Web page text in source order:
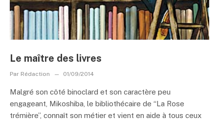
Le maître des livres
Par Rédaction 01/09/2014
Malgré son côté binoclard et son caractère peu
engageant, Mikoshiba, le bibliothécaire de “La Rose
trémière”, connaît son métier et vient en aide à tous ceux